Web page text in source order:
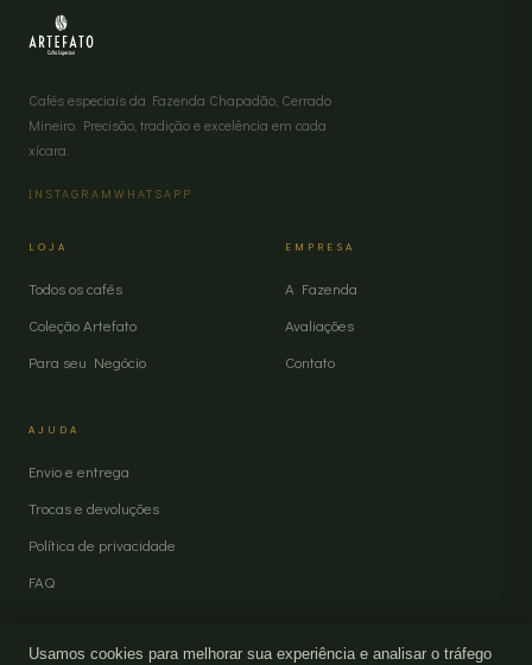
Cafés especiais da Fazenda Chapadão, Cerrado
Mineiro. Precisão, tradição e excelência em cada
xícara.
INSTAGRAM WHATSAPP
LOJA
Todos os cafés
Coleção Artefato
Para seu Negócio
EMPRESA
A Fazenda
Avaliações
Contato
AJUDA
Envio e entrega
Trocas e devoluções
Política de privacidade
FAQ
Usamos cookies para melhorar sua experiência e analisar o tráfego